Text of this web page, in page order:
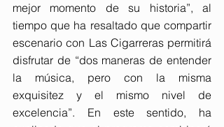
mejor momento de su historia”, al
tiempo que ha resaltado que compartir
escenario con Las Cigarreras permitirá
disfrutar de “dos maneras de entender
la música, pero con la misma
exquisitez y el mismo nivel de
excelencia”. En este sentido, ha